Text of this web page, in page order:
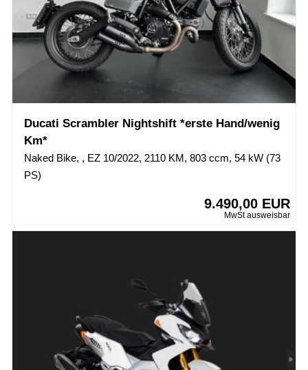
Ducati Scrambler Nightshift *erste Hand/wenig
Km*
Naked Bike, , EZ 10/2022, 2110 KM, 803 ccm, 54 kW (73
PS)
9.490,00 EUR
MwSt ausweisbar